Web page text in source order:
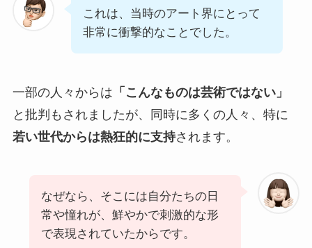
これは、当時のアート界にとって
非常に衝撃的なことでした。
一部の人々からは 「こんなものは芸術ではない」
と批判もされましたが、同時に多くの人々、特に
若い世代からは熱狂的に支持されます。
なぜなら、そこには自分たちの日
常や憧れが、鮮やかで刺激的な形
で表現されていたからです。